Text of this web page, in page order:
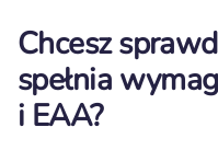
Chcesz
spełnia
i EAA?